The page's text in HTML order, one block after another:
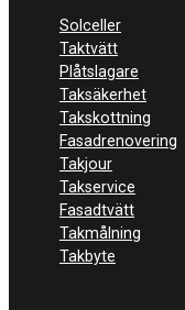
Solceller
Taktvätt
Plåtslagare
Taksäkerhet
Takskottning
Fasadrenovering
Takjour
Takservice
Fasadtvätt
Takmålning
Takbyte